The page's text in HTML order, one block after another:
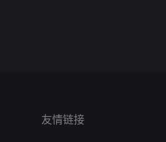
友情链接